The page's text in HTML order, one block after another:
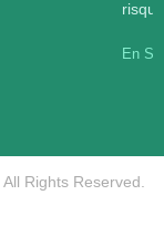
En
. All Rights Reserved.